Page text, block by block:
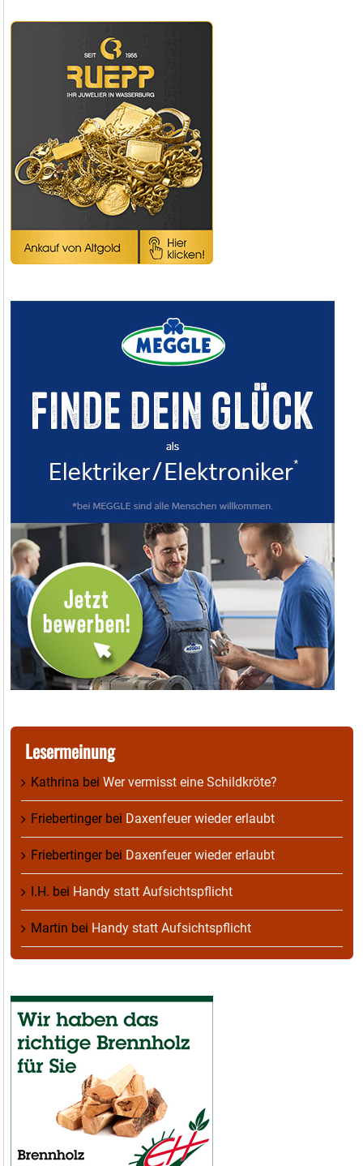
Lesermeinung
Kathrina bei Wer vermisst eine Schildkröte?
Friebertingerbei Daxenfeuer wieder erlaubt
Friebertingerbei Daxenfeuer wieder erlaubt
I.H. bei Handy statt Aufsichtspflicht
Martin bei Handy statt Aufsichtspflicht